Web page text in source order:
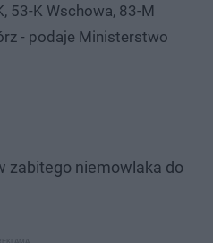
53-K Wschowa, 83-M
- podaje Ministerstwo
zabitego niemowlaka do